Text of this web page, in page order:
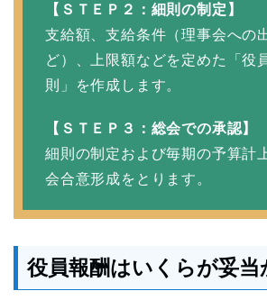
【ＳＴＥＰ２：細則の制定】
支給額、支給条件（理事会への
ど）、上限額などを定めた「役
則」を作成します。
【ＳＴＥＰ３：総会での承認】
細則の制定および毎期の予算計
会合意形成をとります。
役員報酬はいくらが妥当